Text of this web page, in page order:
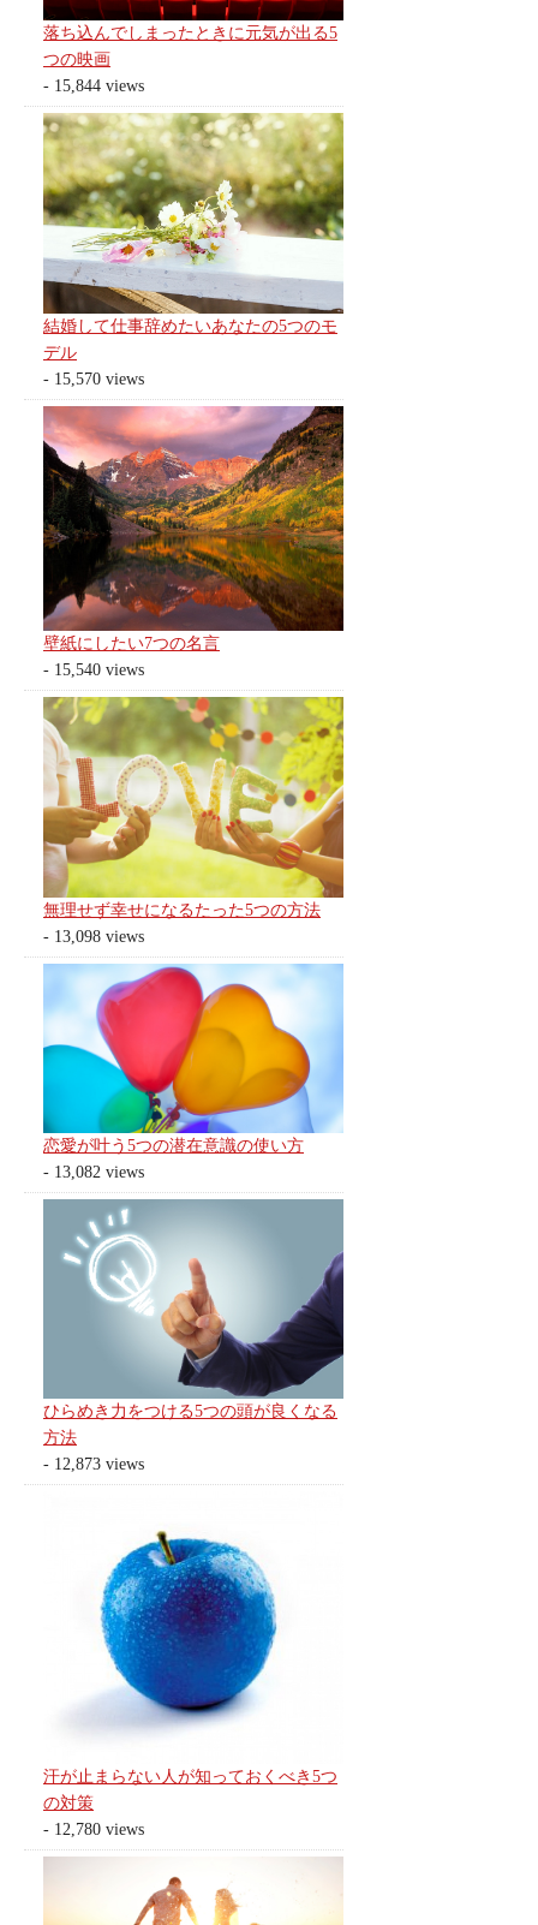
落ち込んでしまったときに元気が出る5
つの映画
- 15,844 views
結婚して仕事辞めたいあなたの5つのモ
デル
- 15,570 views
壁紙にしたい7つの名言
- 15,540 views
無理せず幸せになるたった5つの方法
- 13,098 views
恋愛が叶う5つの潜在意識の使い方
- 13,082 views
ひらめき力をつける5つの頭が良くなる
方法
- 12,873 views
汗が止まらない人が知っておくべき5つ
の対策
- 12,780 views